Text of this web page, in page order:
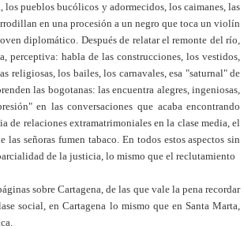
pueblos bucólicos y adormecidos, los caimanes, las
en una procesión a un negro que toca un violín
diplomático. Después de relatar el remonte del río,
perceptiva: habla de las construcciones, los vestidos,
religiosas, los bailes, los carnavales, esa "saturnal" de
las bogotanas: las encuentra alegres, ingeniosas,
en las conversaciones que acaba encontrando
de relaciones extramatrimoniales en la clase media, el
señoras fumen tabaco. En todos estos aspectos sin
de la justicia, lo mismo que el reclutamiento
sobre Cartagena, de las que vale la pena recordar
social, en Cartagena lo mismo que en Santa Marta,